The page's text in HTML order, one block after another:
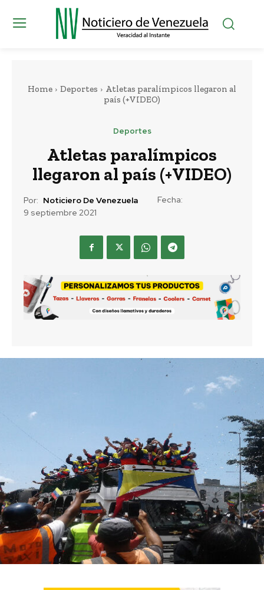
Home Deportes
Atletas paralímpicos llegaron al
país (+VIDEO)
Deportes
Atletas paralímpicos
llegaron al país (+VIDEO)
Por: Noticiero De Venezuela
Fecha:
9 septiembre 2021